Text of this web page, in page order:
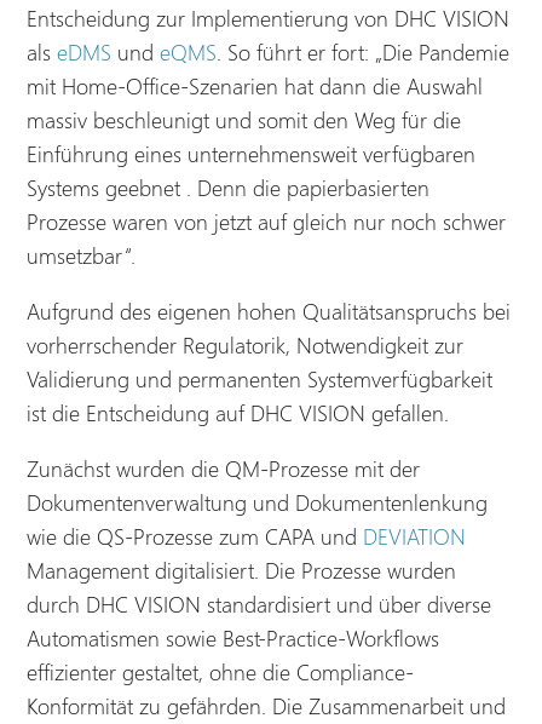
Entscheidung zur Implementierung von DHC VISION
alseDMS undeQMS. So führt er fort: „Die Pandemie
mit Home-Office-Szenarien hat dann die Auswahl
massiv beschleunigt und somit den Weg für die
Einführung eines unternehmensweit verfügbaren
Systems geebnet . Denn die papierbasierten
Prozesse waren von jetzt auf gleich nur noch schwer
umsetzbar“.
Aufgrund des eigenen hohen Qualitätsanspruchs bei
vorherrschender Regulatorik, Notwendigkeit zur
Validierung und permanenten Systemverfügbarkeit
ist die Entscheidung auf DHC VISION gefallen.
Zunächst wurden die QM-Prozesse mit der
Dokumentenverwaltung und Dokumentenlenkung
wie die QS-Prozesse zum CAPA und DEVIATION
Management digitalisiert. Die Prozesse wurden
durch DHC VISION standardisiert und über diverse
Automatismen sowie Best-Practice-Workflows
effizienter gestaltet, ohne die Compliance-
Konformität zu gefährden. Die Zusammenarbeit und